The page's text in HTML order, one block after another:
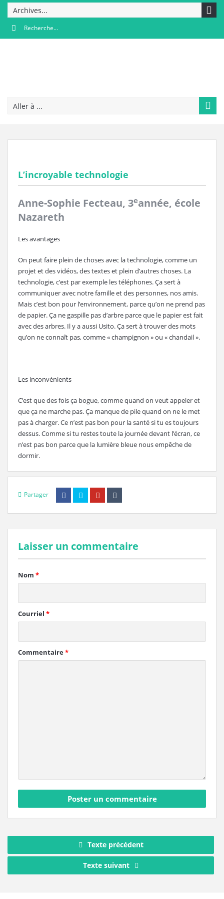
Archives...
Aller à ...
L’incroyable technologie
Anne-Sophie Fecteau, 3eannée, école
Nazareth
Les avantages
On peut faire plein de choses avec la technologie, comme un
projet et des vidéos, des textes et plein d’autres choses. La
technologie, c’est par exemple les téléphones. Ça sert à
communiquer avec notre famille et des personnes, nos amis.
Mais c’est bon pour l’environnement, parce qu’on ne prend pas
de papier. Ça ne gaspille pas d’arbre parce que le papier est fait
avec des arbres. Il y a aussi Usito. Ça sert à trouver des mots
qu’on ne connaît pas, comme « champignon » ou « chandail ».
Les inconvénients
C’est que des fois ça bogue, comme quand on veut appeler et
que ça ne marche pas. Ça manque de pile quand on ne le met
pas à charger. Ce n’est pas bon pour la santé si tu es toujours
dessus. Comme si tu restes toute la journée devant l’écran, ce
n’est pas bon parce que la lumière bleue nous empêche de
dormir.
Partager
Laisser un commentaire
Nom *
Courriel *
Commentaire*
Texte précédent
Texte suivant